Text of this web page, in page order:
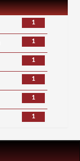
1
1
1
1
1
1